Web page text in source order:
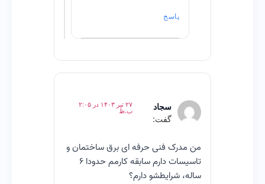
پاسخ
سجاد
گفت:
۲۷ تیر ۱۴۰۳ در ۲:۰۵
ب.ظ
من مدرک فنی حرفه ای برق ساختمان و
تاسیسات دارم سابقه کارمم حدودا ۶
ساله، شرایطشو دارم؟